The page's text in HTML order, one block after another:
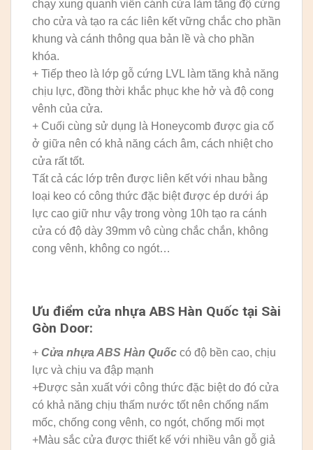
chạy xung quanh viền cánh cửa làm tăng độ cứng
cho cửa và tạo ra các liên kết vững chắc cho phần
khung và cánh thông qua bản lề và cho phần
khóa.
+ Tiếp theo là lớp gỗ cứng LVL làm tăng khả năng
chịu lực, đồng thời khắc phục khe hở và độ cong
vênh của cửa.
+ Cuối cùng sử dụng là Honeycomb được gia cố
ở giữa nên có khả năng cách âm, cách nhiệt cho
cửa rất tốt.
Tất cả các lớp trên được liên kết với nhau bằng
loại keo có công thức đặc biệt được ép dưới áp
lực cao giữ như vậy trong vòng 10h tạo ra cánh
cửa có độ dày 39mm vô cùng chắc chắn, không
cong vênh, không co ngót…
Ưu điểm cửa nhựa ABS Hàn Quốc tại Sài
Gòn Door:
+ Cửa nhựa ABS Hàn Quốc có độ bền cao, chịu
lực và chịu va đập mạnh
+Được sản xuất với công thức đặc biệt do đó cửa
có khả năng chịu thấm nước tốt nên chống nấm
mốc, chống cong vênh, co ngót, chống mối mọt
+Màu sắc cửa được thiết kế với nhiều vân gỗ giả